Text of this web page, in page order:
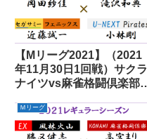
【Mリーグ2021】（2021
年11月30日1回戦）サクラ
ナイツvs麻雀格闘倶楽部
ーツ
Ｍリーグ